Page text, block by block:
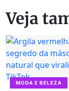
Veja
MODA E BELEZA